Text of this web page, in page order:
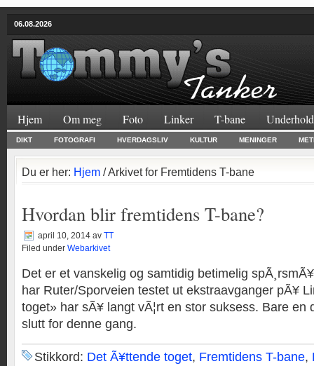
06.08.2026
Hjem Om meg Foto Linker T-bane
DIKT FOTOGRAFI HVERDAGSLIV KULTUR MENINGER
Du er her: Hjem / Arkivet for Fremtidens T-bane
Hvordan blir fremtidens T-bane?
april 10, 2014 av TT
Filed under Webarkivet
Det er et vanskelig og samtidig betimelig
har Ruter/Sporveien testet ut ekstraavganger pÃ¥
toget» har sÃ¥ langt vÃ¦rt en stor suksess. Bare en
slutt for denne gang.
Stikkord: Det Ã¥ttende toget, Fremtidens T-bane,